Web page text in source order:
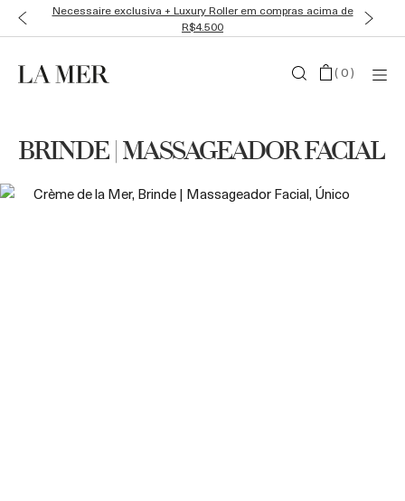
Necessaire exclusiva + Luxury Roller em compras acima de
R$4.500
(0)
BRINDE | MASSAGEADOR FACIAL